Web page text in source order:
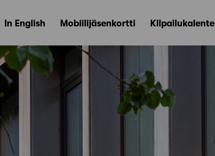
In English Mobiilijäsenkortti